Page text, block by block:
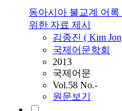
동아시아 불교계 어
위한 자료 제시
김종진 ( Kim
국제어문학회
2013
국제어문
Vol.58 No.-
원문보기